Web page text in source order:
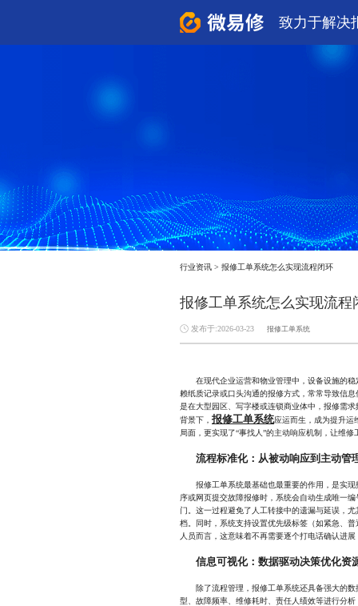
致力于解决
行业资讯 > 报修工单系统怎么实现流程闭环
报修工单系统怎么实现流程
发布于:2026-03-23 报修工单系统
在现代企业运营和物业管理中，设备设施的稳
赖纸质记录或口头沟通的报修方式，常常导致信
是在大型园区、写字楼或连锁商业体中，报修需
背景下， 报修工单系统应运而生，成为提升运
局面，更实现了“事找人”的主动响应机制，让维
流程标准化：从被动响应到主动管
报修工单系统最基础也最重要的作用，是实现
序或网页提交故障报修时，系统会自动生成唯一
门。这一过程避免了人工转接中的遗漏与延误，
档。同时，系统支持设置优先级标签（如紧急、
人员而言，这意味着不再需要逐个打电话确认进
信息可视化：数据驱动决策优化资
除了流程管理，报修工单系统还具备强大的数
型、故障频率、维修耗时、责任人绩效等进行分